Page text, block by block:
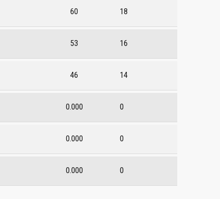
60 18
53 16
46 14
0.000 0
0.000 0
0.000 0